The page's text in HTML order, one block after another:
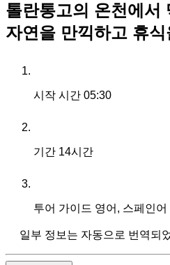
톨란통고의 온천에서
자연을 만끽하고 휴
시작 시간 05:30
기간 14시간
투어 가이드 영어, 스페인어
일부 정보는 자동으로 번역되